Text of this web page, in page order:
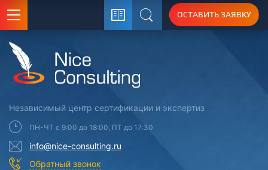
Поиск
ОСТАВИТЬ ЗАЯВКУ
Независимый центр сертификации и экспертиз
ПН-ЧТ с 9:00 до 18:00, ПТ до 17:30
info@nice-consulting.ru
Обратный звонок